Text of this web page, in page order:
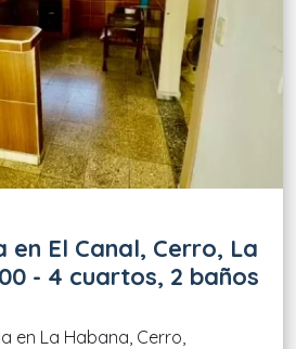
en El Canal, Cerro, La
- 4 cuartos, 2 baños
en La Habana, Cerro,